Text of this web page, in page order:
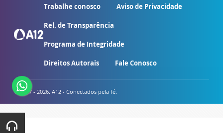
Trabalhe conosco Aviso de Privacidade
Rel. de Transparência
Programa de Integridade
Direitos Autorais Fale Conosco
© 2007 - 2026. A12 - Conectados pela fé.